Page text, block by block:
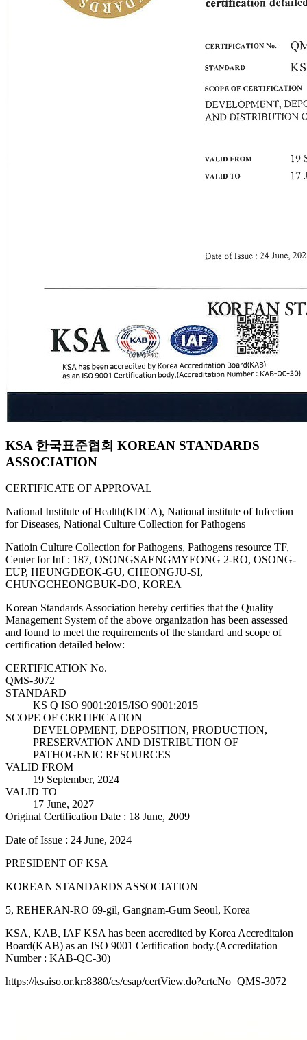
KSA 한국표준협회 KOREAN STANDARDS
ASSOCIATION
CERTIFICATE OF APPROVAL
National Institute of Health(KDCA), National institute of Infection
for Diseases, National Culture Collection for Pathogens
Natioin Culture Collection for Pathogens, Pathogens resource TF,
Center for Inf : 187, OSONGSAENGMYEONG 2-RO, OSONG-
EUP, HEUNGDEOK-GU, CHEONGJU-SI,
CHUNGCHEONGBUK-DO, KOREA
Korean Standards Association hereby certifies that the Quality
Management System of the above organization has been assessed
and found to meet the requirements of the standard and scope of
certification detailed below:
CERTIFICATION No.
QMS-3072
STANDARD
KS Q ISO 9001:2015/ISO 9001:2015
SCOPE OF CERTIFICATION
DEVELOPMENT, DEPOSITION, PRODUCTION,
PRESERVATION AND DISTRIBUTION OF
PATHOGENIC RESOURCES
VALID FROM
19 September, 2024
VALID TO
17 June, 2027
Original Certification Date : 18 June, 2009
Date of Issue : 24 June, 2024
PRESIDENT OF KSA
KOREAN STANDARDS ASSOCIATION
5, REHERAN-RO 69-gil, Gangnam-Gum Seoul, Korea
KSA, KAB, IAF KSA has been accredited by Korea Accreditaion
Board(KAB) as an ISO 9001 Certification body.(Accreditation
Number : KAB-QC-30)
https://ksaiso.or.kr:8380/cs/csap/certView.do?crtcNo=QMS-3072